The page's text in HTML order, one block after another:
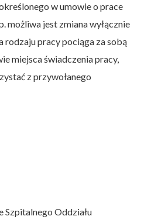
w umowie o prace
możliwa jest zmiana wyłącznie
rodzaju pracy pociąga za sobą
miejsca świadczenia pracy,
z przywołanego
Szpitalnego Oddziału